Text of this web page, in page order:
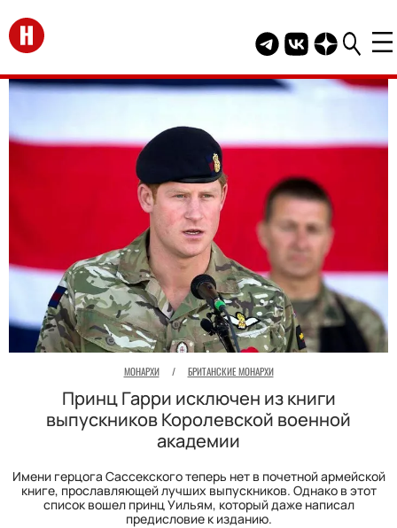
Перейти на главную
Telegram канал
Группа HELLO
Канал
МОНАРХИ / БРИТАНСКИЕ МОНАРХИ
Принц Гарри исключен из книги
выпускников Королевской военной
академии
Имени герцога Сассекского теперь нет в почетной армейской
книге, прославляющей лучших выпускников. Однако в этот
список вошел принц Уильям, который даже написал
предисловие к изданию.